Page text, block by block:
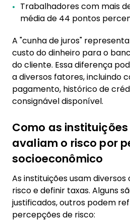
Trabalhadores com mais
média de 44 pontos
A "cunha de juros"
custo do dinheiro para o
do cliente. Essa diferença
a diversos fatores, incluindo
pagamento, histórico de
consignável disponível.
Como as
avaliam o risco por
socioeconômico
As instituições usam
risco e definir taxas. Alguns
justificados, outros podem
percepções de risco: